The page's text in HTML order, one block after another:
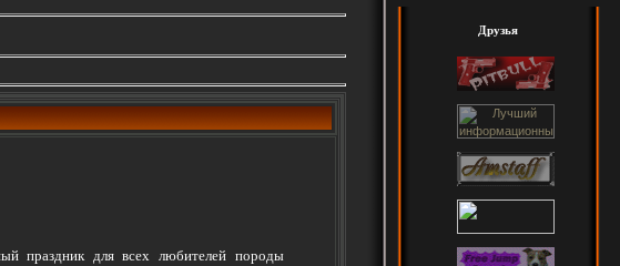
праздник для всех любителей породы
Друзья